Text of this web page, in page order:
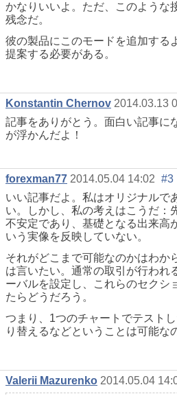
かなりいいよ。ただ、このような
残念だ。
彼の製品にこのモードを追加する
提案する必要がある。
Konstantin Chernov 2014.03.13
記事をありがとう。面白い記事に
が浮かんだよ！
forexman77 2014.05.04 14:02 #3
いい記事だよ。私はオリジナルで
い。しかし、私の考えはこうだ：
不安定であり、基礎となる出来高
いう実像を反映していない。
それがどこまで可能なのかはわか
は言いたい。通常の取引が行われ
ーバルを設定し、これらのセクシ
たらどうだろう。
つまり、1つのチャートでテスト
り替えるなどということは可能な
Valerii Mazurenko 2014.05.04